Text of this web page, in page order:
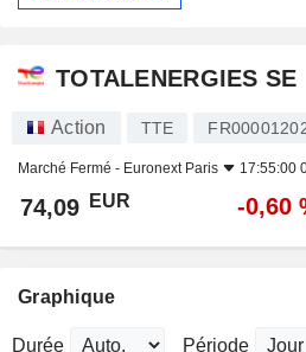
TOTALENERGIES SE
Action TTE
Marché Fermé - Euronext Paris 17:55:00
74,09 EUR -0,60
Graphique
Durée Période